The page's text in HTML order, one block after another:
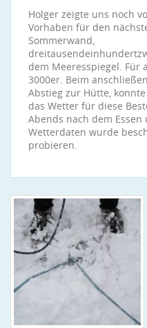
Holger zeigte uns noch
Vorhaben für den
Sommerwand,
dem Meeresspiegel. Für
3000er. Beim
Abstieg zur Hütte,
das Wetter für diese
Abends nach dem
Wetterdaten wurde
probieren.